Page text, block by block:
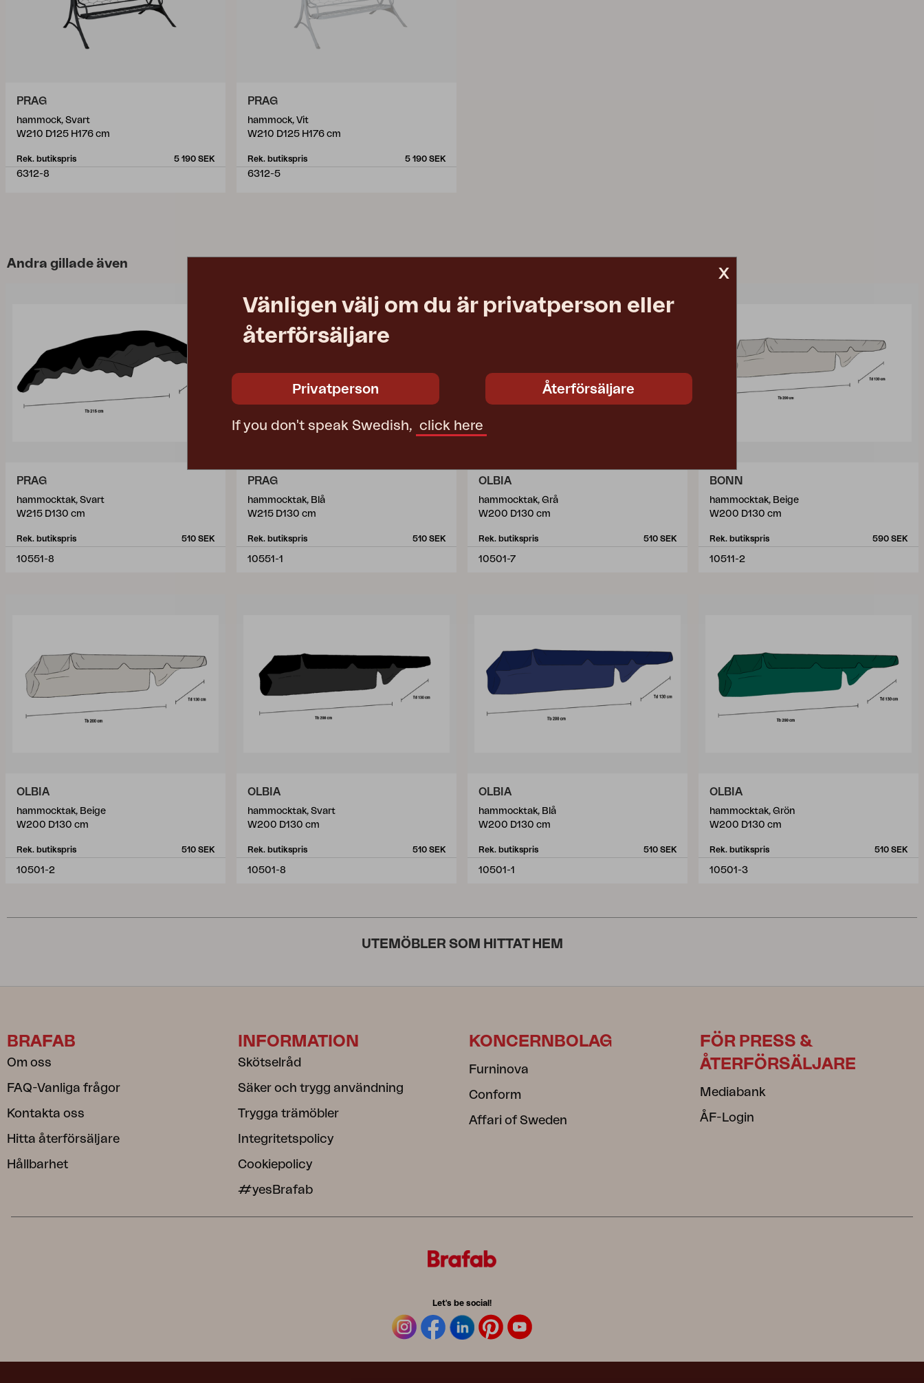
PRAG
hammock, Svart
W210 D125 H176 cm
Rek. butikspris 5 190 SEK
6312-8
PRAG
hammock, Vit
W210 D125 H176 cm
Rek. butikspris 5 190 SEK
6312-5
Andra gillade även
PRAG
hammocktak, Svart
W215 D130 cm
Rek. butikspris 510 SEK
10551-8
PRAG
hammocktak, Blå
W215 D130 cm
Rek. butikspris 510 SEK
10551-1
OLBIA
hammocktak, Grå
W200 D130 cm
Rek. butikspris 510 SEK
10501-7
BONN
hammocktak, Beige
W200 D130 cm
Rek. butikspris 590 SEK
10511-2
OLBIA
hammocktak, Beige
W200 D130 cm
Rek. butikspris 510 SEK
10501-2
OLBIA
hammocktak, Svart
W200 D130 cm
Rek. butikspris 510 SEK
10501-8
OLBIA
hammocktak, Blå
W200 D130 cm
Rek. butikspris 510 SEK
10501-1
OLBIA
hammocktak, Grön
W200 D130 cm
Rek. butikspris 510 SEK
10501-3
UTEMÖBLER SOM HITTAT HEM
x
Vänligen välj om du är privatperson eller
återförsäljare
Privatperson Återförsäljare
If you don't speak Swedish, click here
BRAFAB
Om oss
FAQ-Vanliga frågor
Kontakta oss
Hitta återförsäljare
Hållbarhet
INFORMATION
Skötselråd
Säker och trygg användning
Trygga trämöbler
Integritetspolicy
Cookiepolicy
#yesBrafab
KONCERNBOLAG
Furninova
Conform
Affari of Sweden
FÖR PRESS &
ÅTERFÖRSÄLJARE
Mediabank
ÅF-Login
Let's be social!